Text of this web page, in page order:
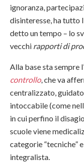
ignoranza,
disinteresse, ha tutto
detto un tempo – lo
vecchi rapporti di
Alla base sta sempre
controllo, che va
centralizzato,
intoccabile (come
in cui perfino il
scuole viene
categorie “tecniche”
integralista.